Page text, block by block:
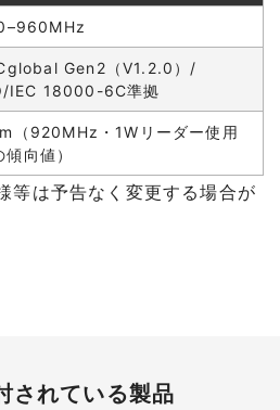
Gen2（V1.2.0）/
IEC 18000-6C準拠
（920MHz・1Wリーダー使用
傾向値）
等は予告なく変更する場合が
されている製品